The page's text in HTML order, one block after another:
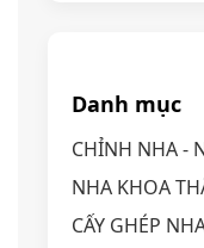
Danh mục
CHỈNH NHA -
NHA KHOA
CẤY GHÉP